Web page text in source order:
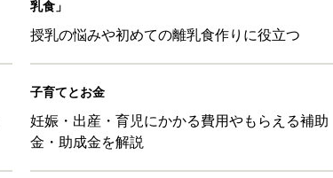
乳食」
授乳の悩みや初めての離乳食作りに役立つ
子育てとお金
妊娠・出産・育児にかかる費用やもらえる補助
金・助成金を解説